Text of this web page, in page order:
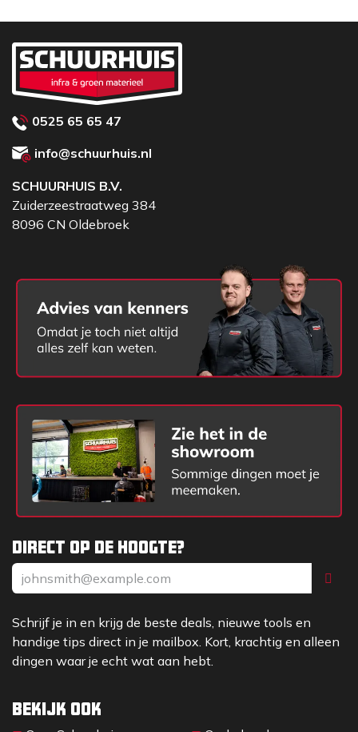
Direct op de hoogte?
Schrijf je in en krijg de beste deals, nieuwe tools en
handige tips direct in je mailbox. Kort, krachtig en alleen
dingen waar je echt wat aan hebt.
Bekijk ook
0525 65 65 47
info@schuurhuis.nl
SCHUURHUIS B.V.
Zuiderzeestraatweg 384
8096 CN Oldebroek